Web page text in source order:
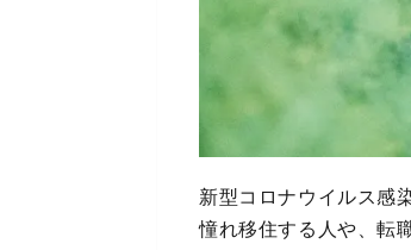
新型コロナウイルス感
憧れ移住する人や、転